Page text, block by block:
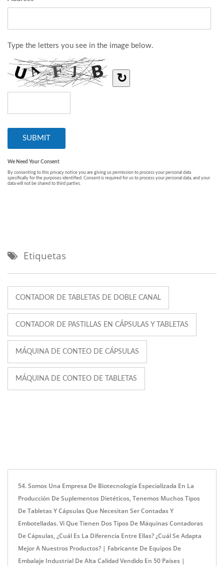
Etiquetas
CONTADOR DE TABLETAS DE DOBLE CANAL
CONTADOR DE PASTILLAS EN CÁPSULAS Y TABLETAS
MÁQUINA DE CONTEO DE CÁPSULAS
MÁQUINA DE CONTEO DE TABLETAS
54. Somos Una Empresa De Biotecnología Especializada En La
Producción De Suplementos Dietéticos, Tenemos Muchos Tipos
De Tabletas Y Cápsulas Que Necesitan Ser Contadas Y
Embotelladas. Vi Que Tienen Dos Tipos De Máquinas Contadoras
De Cápsulas, ¿cuál Es La Diferencia Entre Ellas? ¿Cuál Se Adapta
Mejor A Nuestros Productos? | Fabricante De Equipos De
Embalaje Industrial De Alta Calidad Vendido En 50 Países |